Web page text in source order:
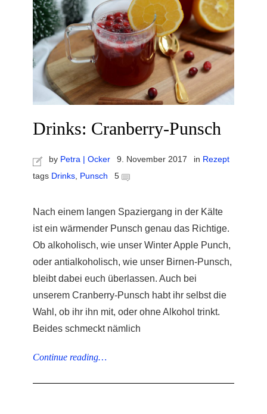
Drinks: Cranberry-Punsch
by Petra | Ocker 9. November 2017 in Rezept
tags Drinks, Punsch 5
Nach einem langen Spaziergang in der Kälte
ist ein wärmender Punsch genau das Richtige.
Ob alkoholisch, wie unser Winter Apple Punch,
oder antialkoholisch, wie unser Birnen-Punsch,
bleibt dabei euch überlassen. Auch bei
unserem Cranberry-Punsch habt ihr selbst die
Wahl, ob ihr ihn mit, oder ohne Alkohol trinkt.
Beides schmeckt nämlich
Continue reading…